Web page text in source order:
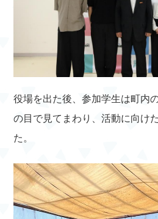
役場を出た後、参加学生は町内
の目で見てまわり、活動に向け
た。